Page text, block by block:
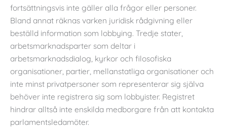
fortsättningsvis inte gäller alla frågor eller personer.
Bland annat räknas varken juridisk rådgivning eller
beställd information som lobbying. Tredje stater,
arbetsmarknadsparter som deltar i
arbetsmarknadsdialog, kyrkor och filosofiska
organisationer, partier, mellanstatliga organisationer och
inte minst privatpersoner som representerar sig själva
behöver inte registrera sig som lobbyister. Registret
hindrar alltså inte enskilda medborgare från att kontakta
parlamentsledamöter.